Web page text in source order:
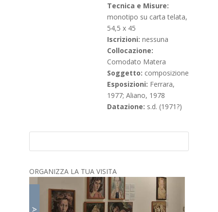
Tecnica e Misure:
monotipo su carta telata,
54,5 x 45
Iscrizioni: nessuna
Collocazione:
Comodato Matera
Soggetto: composizione
Esposizioni: Ferrara,
1977; Aliano, 1978
Datazione: s.d. (1971?)
ORGANIZZA LA TUA VISITA